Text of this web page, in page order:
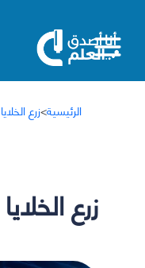
الرئيسية>زرع
زرع